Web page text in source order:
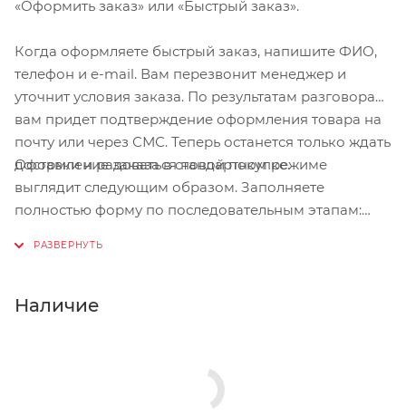
«Оформить заказ» или «Быстрый заказ».
Когда оформляете быстрый заказ, напишите ФИО,
телефон и e-mail. Вам перезвонит менеджер и
уточнит условия заказа. По результатам разговора
вам придет подтверждение оформления товара на
почту или через СМС. Теперь останется только ждать
доставки и радоваться новой покупке.
Оформление заказа в стандартном режиме
выглядит следующим образом. Заполняете
полностью форму по последовательным этапам:
Нажмите кнопку «Оформить заказ».
Наличие